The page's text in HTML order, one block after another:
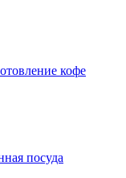
кофе
посуда